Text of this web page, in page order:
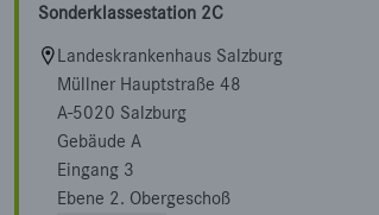
Sonderklassestation 2C
Landeskrankenhaus Salzburg
Müllner Hauptstraße 48
A-5020 Salzburg
Gebäude A
Eingang 3
Ebene 2. Obergeschoß